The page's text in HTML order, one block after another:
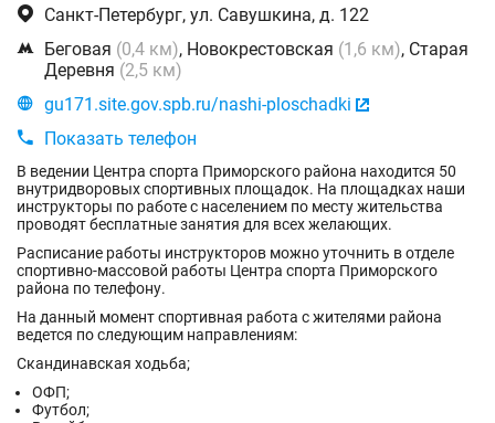
 Санкт-Петербург, ул. Савушкина, д. 122
 Беговая (0,4 км), Новокрестовская (1,6 км), Старая
Деревня (2,5 км)
 gu171.site.gov.spb.ru/nashi-ploschadki 

Показать телефон
В ведении Центра спорта Приморского района находится 50
внутридворовых спортивных площадок. На площадках наши
инструкторы по работе с населением по месту жительства
проводят бесплатные занятия для всех желающих.
Расписание работы инструкторов можно уточнить в отделе
спортивно-массовой работы Центра спорта Приморского
района по телефону.
На данный момент спортивная работа с жителями района
ведется по следующим направлениям:
Скандинавская ходьба;
ОФП;
Футбол;